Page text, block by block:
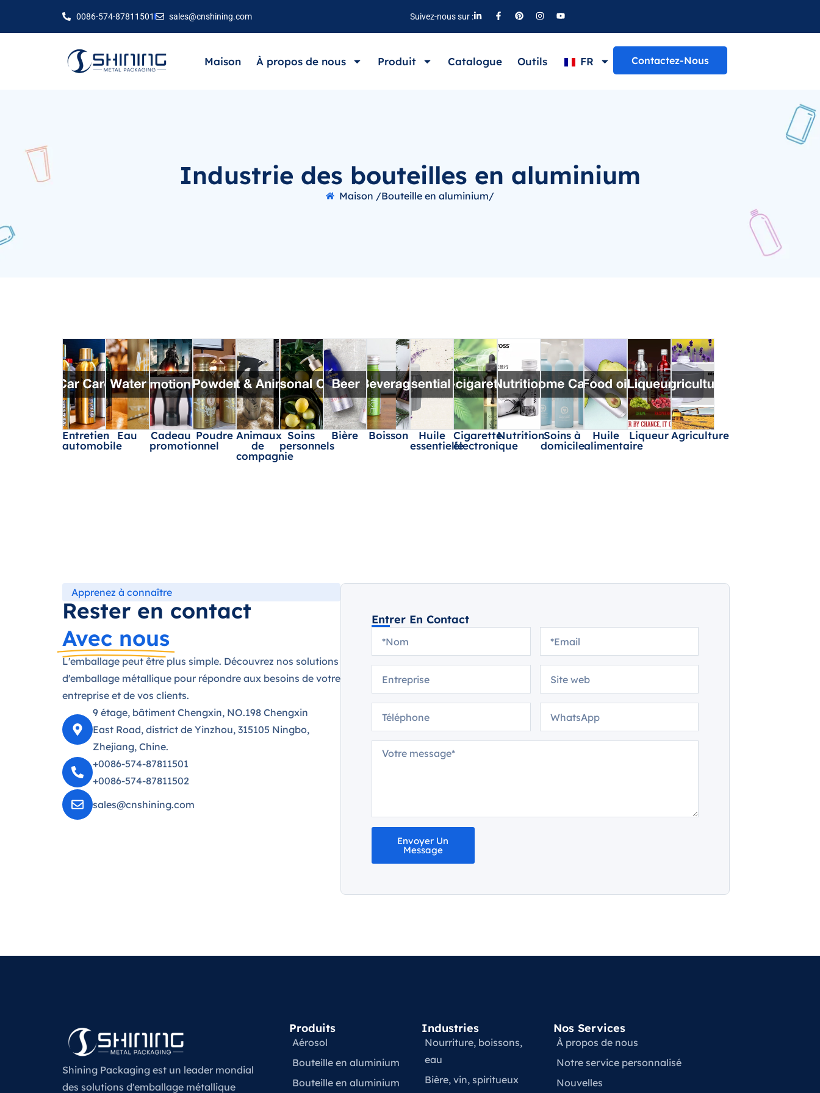
0086-574-87811501 sales@cnshining.com Suivez-nous sur :
Maison À propos de nous Produit Catalogue Outils FR Contactez-Nous
Industrie des bouteilles en aluminium
Maison /Bouteille en aluminium/
Entretien
automobile
Eau
Cadeau
promotionnel
Poudre Animaux
de
compagnie
Soins
personnels
Bière Boisson
Huile
essentielle
Cigarette
électronique
NutritionSoins à
domicile
Huile
alimentaire
LiqueurAgriculture
Apprenez à connaître
Rester en contact
Avec nous
L'emballage peut être plus simple. Découvrez nos solutions
d'emballage métallique pour répondre aux besoins de votre
entreprise et de vos clients.
9 étage, bâtiment Chengxin, NO.198 Chengxin
East Road, district de Yinzhou, 315105 Ningbo,
Zhejiang, Chine.
+0086-574-87811501
+0086-574-87811502
sales@cnshining.com
Entrer En Contact
Envoyer Un
Message
Shining Packaging est un leader mondial
des solutions d'emballage métallique
Produits
Aérosol
Bouteille en aluminium
Bouteille en aluminium
Industries
Nourriture, boissons,
eau
Bière, vin, spiritueux
Nos Services
À propos de nous
Notre service personnalisé
Nouvelles